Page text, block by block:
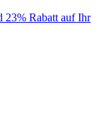
23% Rabatt auf Ihr